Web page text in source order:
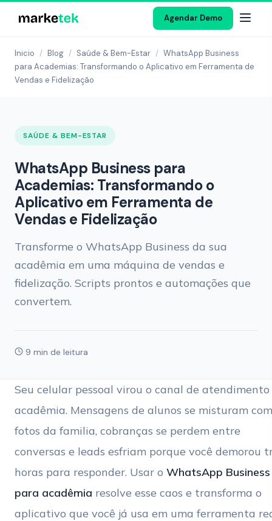
Agendar Demo
Inicio / Blog / Saúde & Bem-Estar / WhatsApp Business
para Academias: Transformando o Aplicativo em Ferramenta de
Vendas e Fidelização
SAÚDE & BEM-ESTAR
WhatsApp Business para
Academias: Transformando o
Aplicativo em Ferramenta de
Vendas e Fidelização
Transforme o WhatsApp Business da sua
acadêmia em uma máquina de vendas e
fidelização. Scripts prontos e automações que
convertem.
9 min de leitura
Seu celular pessoal virou o canal de
acadêmia. Mensagens de alunos se misturam com
fotos da familia, cobranças se perdem entre
conversas e leads esfriam porque você demorou
horas para responder. Usar o WhatsApp Business
para acadêmia resolve esse caos e transforma o
aplicativo que você já usa em uma ferramenta